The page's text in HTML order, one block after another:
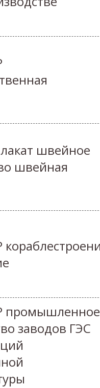
швейное
швейная
промышленное
заводов ГЭС